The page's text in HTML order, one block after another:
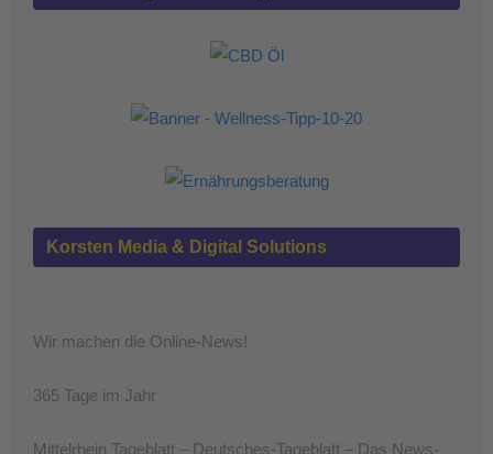
Korsten Media & Digital Solutions
Wir machen die Online-News!
365 Tage im Jahr
Mittelrhein Tageblatt – Deutsches-Tageblatt – Das News-